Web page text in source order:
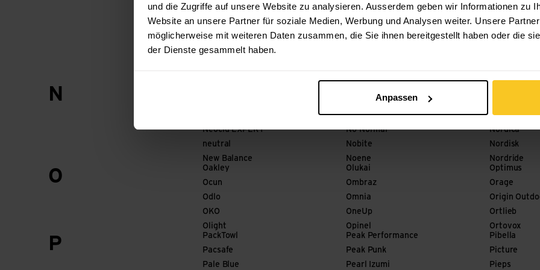
und die Zugriffe auf unsere Website zu analysieren. Ausserdem geben wir Informationen zu
Website an unsere Partner für soziale Medien, Werbung und Analysen weiter. Unsere
möglicherweise mit weiteren Daten zusammen, die Sie ihnen bereitgestellt haben oder die
der Dienste gesammelt haben.
Anpassen
mamalila
Mammut
Marco
Marker
Meindl
Merrell
meru
Miss Grape
Mister
Mode Stone
N
Neocid EXPERT
neutral
New Balance
Nitecore
NNormal
No Normal
Nobite
Noene
Nordic
Nordica
Nordisk
Nordride
O
Oakley
Ocun
Odlo
OKO
Olight
Olukai
Ombraz
Omnia
OneUp
Opinel
Optimus
Orage
Origin
Ortlieb
Ortovox
P
PackTowl
Pacsafe
Pale Blue
Peak Performance
Peak Punk
Pearl Izumi
Pibella
Picture
Pieps